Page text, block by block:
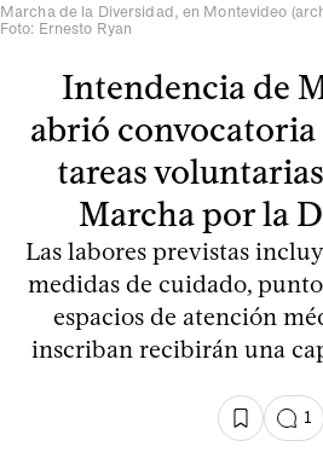
Marcha de la Diversidad, en Montevideo
Foto: Ernesto Ryan
Intendencia de
abrió
tareas
Marcha por la
Las labores previstas
medidas de cuidado,
espacios de atención
inscriban recibirán una
1